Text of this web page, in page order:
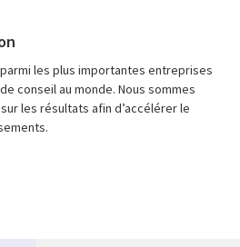
les plus importantes entreprises
conseil au monde. Nous sommes
les résultats afin d’accélérer le